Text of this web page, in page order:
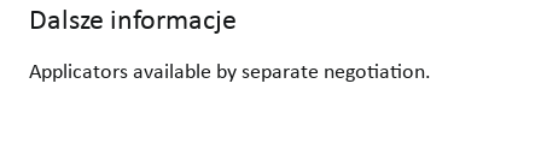
Dalsze informacje
Applicators available by separate negotiation.